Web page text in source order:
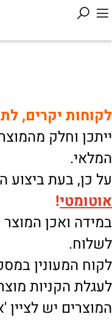
לקוחות יקרים,
ייתכן וחלק
המלאי.
על כן, בעת ביצוע
אוטומטי!
במידה ואכן המוצר
לשלוח.
לקוח המעונין
לעגלת הקניות
המוצרים יש